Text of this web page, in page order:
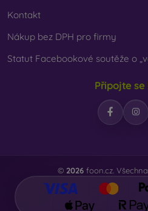
Kontakt
Nákup bez DPH pro firmy
Statut Facebookové soutěže o
Připojte
© 2026 foon.cz.